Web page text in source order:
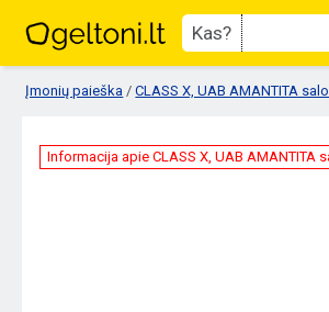
Kas?
Įmonių paieška /CLASS X, UAB AMANTITA
Informacija apie CLASS X, UAB AMANTITA